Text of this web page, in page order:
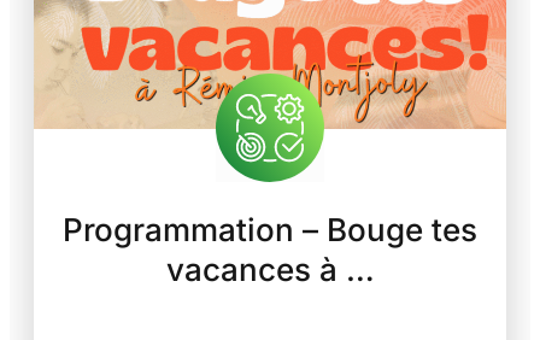
Programmation – Bouge tes
vacances à …